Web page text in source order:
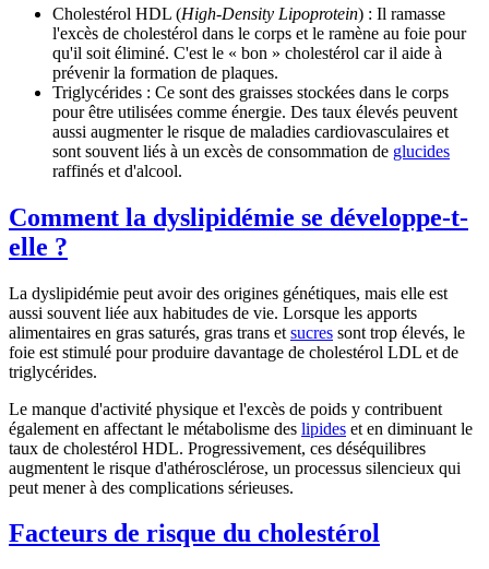
Cholestérol HDL (High-Density Lipoprotein) : Il ramasse
l'excès de cholestérol dans le corps et le ramène au foie pour
qu'il soit éliminé. C'est le « bon » cholestérol car il aide à
prévenir la formation de plaques.
Triglycérides : Ce sont des graisses stockées dans le corps
pour être utilisées comme énergie. Des taux élevés peuvent
aussi augmenter le risque de maladies cardiovasculaires et
sont souvent liés à un excès de consommation de glucides
raffinés et d'alcool.
Comment la dyslipidémie se développe-t-
elle ?
La dyslipidémie peut avoir des origines génétiques, mais elle est
aussi souvent liée aux habitudes de vie. Lorsque les apports
alimentaires en gras saturés, gras trans et sucres sont trop élevés, le
foie est stimulé pour produire davantage de cholestérol LDL et de
triglycérides.
Le manque d'activité physique et l'excès de poids y contribuent
également en affectant le métabolisme des lipides et en diminuant le
taux de cholestérol HDL. Progressivement, ces déséquilibres
augmentent le risque d'athérosclérose, un processus silencieux qui
peut mener à des complications sérieuses.
Facteurs de risque du cholestérol